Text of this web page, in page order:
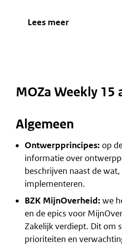
Lees meer
MOZa Weekly 15
Algemeen
Ontwerpprincipes: op
informatie over
beschrijven naast dewat,
implementeren.
BZK MijnOverheid: we
en de epics voor
Zakelijk verdiept. Dit om
prioriteiten en